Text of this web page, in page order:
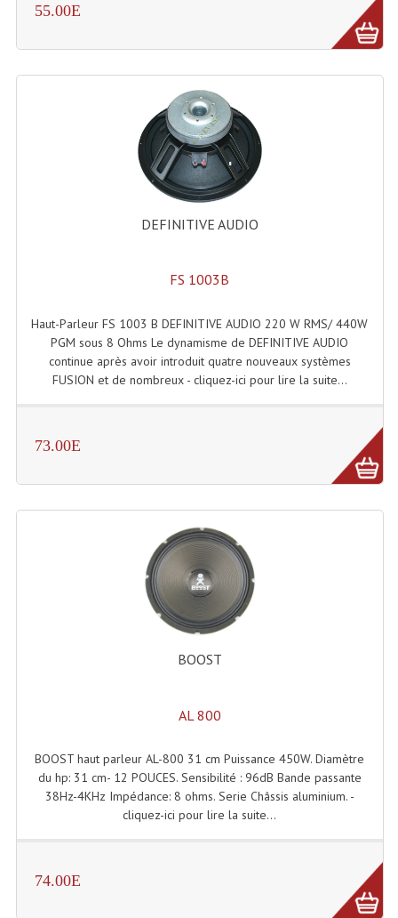
Enceintes Encastrables Ligne 100V 4-8 Ohm
Enceintes Murales (Ligne 100V 16 - 8 Ohm)
Hp À Chambre De Compression
Projecteurs De Son
Sono: Conférences Securité Visite Guidée
Système D'audio Guide
Système D'interprétation Simultanée
Système Boucle Magnétique
Structures, Pieds, Ponts...
Angle AG20 Structure Contest
Angle DECOTRI Structure Contest
Angle DUO Structure Contest
Angles Structure ASD SX290
55.00E
DEFINITIVE AUDIO
FS 1003B
Haut-Parleur FS 1003 B DEFINITIVE AUDIO 220 W RMS/ 440W
PGM sous 8 Ohms Le dynamisme de DEFINITIVE AUDIO
continue après avoir introduit quatre nouveaux systèmes
FUSION et de nombreux - cliquez-ici pour lire la suite...
73.00E
BOOST
AL 800
BOOST haut parleur AL-800 31 cm Puissance 450W. Diamètre
du hp: 31 cm- 12 POUCES. Sensibilité : 96dB Bande passante
38Hz-4KHz Impédance: 8 ohms. Serie Châssis aluminium. -
cliquez-ici pour lire la suite...
74.00E